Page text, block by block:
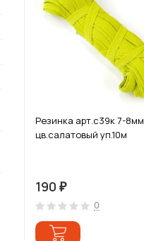
Резинка арт.с39к 7-8мм
цв.салатовый уп.10м
190 ₽
0